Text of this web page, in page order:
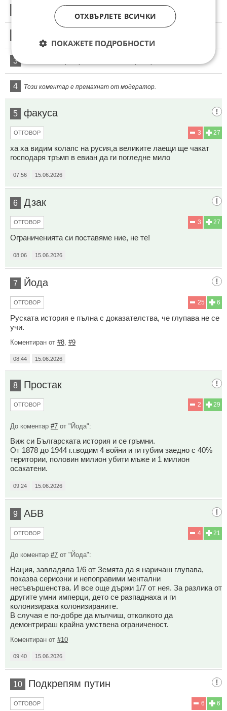
Този коментар е премахнат от модератор.
3
4 Този коментар е премахнат от модератор.
5 факуса
27
3
ОТГОВОР
ха ха видим колапс на русия,а великите лаещи ще чакат
господаря тръмп в евиан да ги погледне мило
07:56 15.06.2026
6 Дзак
27
3
ОТГОВОР
Ограниченията си поставяме ние, не те!
08:06 15.06.2026
7 Йода
6
25
ОТГОВОР
Руската история е пълна с доказателства, че глупава не се
учи.
Коментиран от #8 #9
08:44 15.06.2026
8 Простак
29
2
ОТГОВОР
До коментар #7 от "Йода":
Виж си Българската история и се гръмни.
От 1878 до 1944 г.г.водим 4 войни и ги губим заедно с 40%
територии, половин милион убити мъже и 1 милион
осакатени.
09:24 15.06.2026
9 АБВ
21
4
ОТГОВОР
До коментар #7 от "Йода":
Нация, завладяла 1/6 от Земята да я наричаш глупава,
показва сериозни и непоправими ментални
несъвършенства. И все още държи 1/7 от нея. За разлика от
другите умни имперци, дето се разпаднаха и ги
колонизираха колонизираните.
В случая е по-добре да мълчиш, отколкото да
демонтрираш крайна умствена ограниченост.
Коментиран от #10
09:40 15.06.2026
10 Подкрепям путин
6
6
ОТГОВОР
ОТХВЪРЛЕТЕ ВСИЧКИ
ПОКАЖЕТЕ ПОДРОБНОСТИ